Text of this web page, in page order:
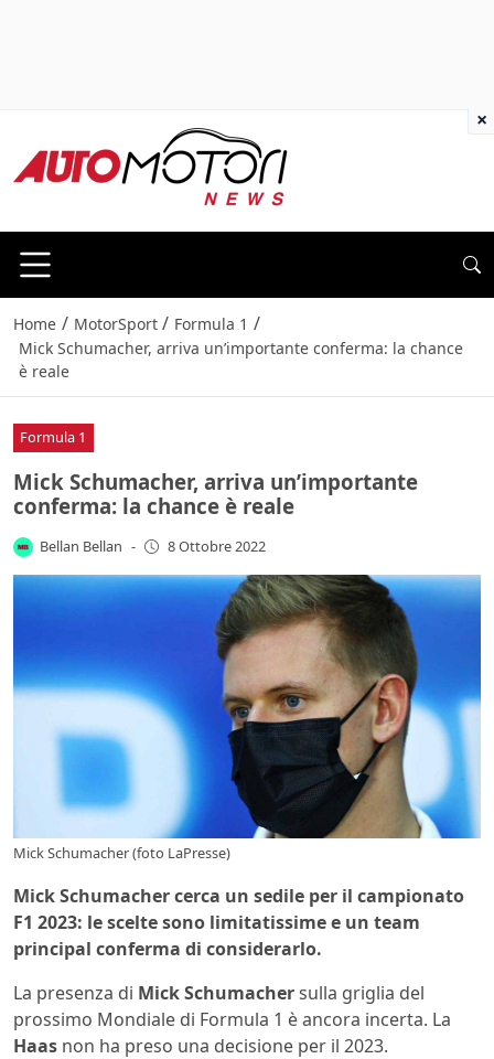
Home / MotorSport / Formula 1 /
Mick Schumacher, arriva un’importante conferma: la chance
è reale
Formula 1
Mick Schumacher, arriva un’importante
conferma: la chance è reale
Bellan Bellan - 8 Ottobre 2022
Mick Schumacher (foto LaPresse)
Mick Schumacher cerca un sedile per il campionato
F1 2023: le scelte sono limitatissime e un team
principal conferma di considerarlo.
La presenza di Mick Schumachersulla griglia del
prossimo Mondiale di Formula 1 è ancora incerta. La
Haas non ha preso una decisione per il 2023.
×